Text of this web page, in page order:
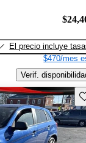
El precio incluye
$470/mes
Verif.